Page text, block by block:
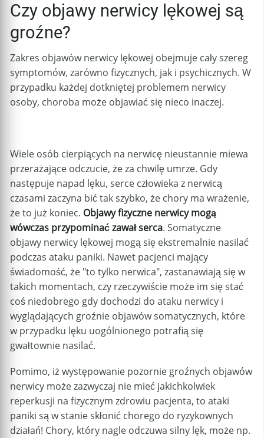
Czy objawy nerwicy lękowej są
groźne?
Zakres objawów nerwicy lękowej obejmuje cały szereg
symptomów, zarówno fizycznych, jak i psychicznych. W
przypadku każdej dotkniętej problemem nerwicy
osoby, choroba może objawiać się nieco inaczej.
Wiele osób cierpiących na nerwicę nieustannie miewa
przerażające odczucie, że za chwilę umrze. Gdy
następuje napad lęku, serce człowieka z nerwicą
czasami zaczyna bić tak szybko, że chory ma wrażenie,
że to już koniec. Objawy fizyczne nerwicy mogą
wówczas przypominać zawał serca. Somatyczne
objawy nerwicy lękowej mogą się ekstremalnie nasilać
podczas ataku paniki. Nawet pacjenci mający
świadomość, że "to tylko nerwica", zastanawiają się w
takich momentach, czy rzeczywiście może im się stać
coś niedobrego gdy dochodzi do ataku nerwicy i
wyglądających groźnie objawów somatycznych, które
w przypadku lęku uogólnionego potrafią się
gwałtownie nasilać.
Pomimo, iż występowanie pozornie groźnych objawów
nerwicy może zazwyczaj nie mieć jakichkolwiek
reperkusji na fizycznym zdrowiu pacjenta, to ataki
paniki są w stanie skłonić chorego do ryzykownych
działań! Chory, który nagle odczuwa silny lęk, może np.